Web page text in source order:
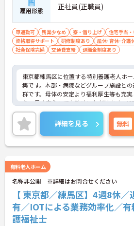
雇用形態 正社員(正職員)
車通勤可 残業少なめ 寮・借り上げ 住宅手当
資格取得サポート
研修制度あり 産休･育休･介護
社会保険完備
交通費支給 退職金制度あり
東京都練馬区に位置する特別養護老人ホ
集です。本部・病院などグループ施設と
群です。母体の安定より福利厚生等も充実
り、長く安心してお勤めいただけます。
た職員の負担軽減や、最先端の調理シス
しており、働きやすい環境が整っています
ご興味のある方には、面接対策ポイント
に詳細をお話しいたしますので、お気軽
ださい。
詳細を見る 無料
有料老人ホーム
名称非公開 ※詳細はお問合せください
【 東京都／練馬区】4週8休
有／IOTによる業務効率化／
護福祉士